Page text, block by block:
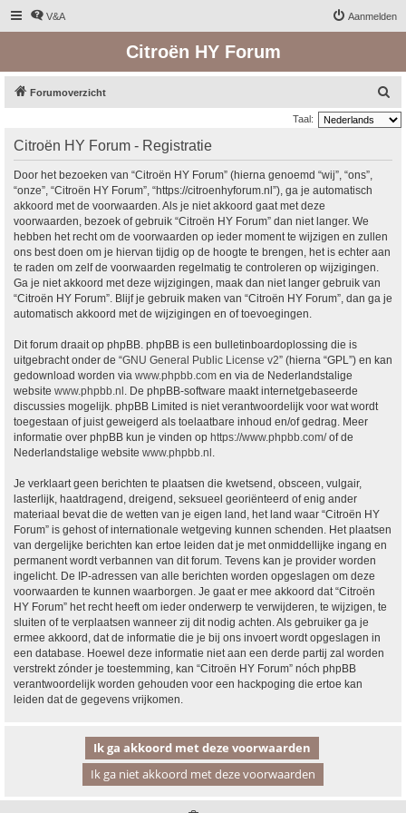
V&A Aanmelden
Citroën HY Forum
Forumoverzicht
o
Taal:
Citroën HY Forum - Registratie
Door het bezoeken van “Citroën HY Forum” (hierna genoemd “wij”, “ons”,
“onze”, “Citroën HY Forum”, “https://citroenhyforum.nl”), ga je automatisch
akkoord met de voorwaarden. Als je niet akkoord gaat met deze
voorwaarden, bezoek of gebruik “Citroën HY Forum” dan niet langer. We
hebben het recht om de voorwaarden op ieder moment te wijzigen en zullen
ons best doen om je hiervan tijdig op de hoogte te brengen, het is echter aan
te raden om zelf de voorwaarden regelmatig te controleren op wijzigingen.
Ga je niet akkoord met deze wijzigingen, maak dan niet langer gebruik van
“Citroën HY Forum”. Blijf je gebruik maken van “Citroën HY Forum”, dan ga je
automatisch akkoord met de wijzigingen en of toevoegingen.
Dit forum draait op phpBB. phpBB is een bulletinboardoplossing die is
uitgebracht onder de “GNU General Public License v2” (hierna “GPL”) en kan
gedownload worden via www.phpbb.com en via de Nederlandstalige
website www.phpbb.nl . De phpBB-software maakt internetgebaseerde
discussies mogelijk. phpBB Limited is niet verantwoordelijk voor wat wordt
toegestaan of juist geweigerd als toelaatbare inhoud en/of gedrag. Meer
informatie over phpBB kun je vinden op https://www.phpbb.com/of de
Nederlandstalige website www.phpbb.nl .
Je verklaart geen berichten te plaatsen die kwetsend, obsceen, vulgair,
lasterlijk, haatdragend, dreigend, seksueel georiënteerd of enig ander
materiaal bevat die de wetten van je eigen land, het land waar “Citroën HY
Forum” is gehost of internationale wetgeving kunnen schenden. Het plaatsen
van dergelijke berichten kan ertoe leiden dat je met onmiddellijke ingang en
permanent wordt verbannen van dit forum. Tevens kan je provider worden
ingelicht. De IP-adressen van alle berichten worden opgeslagen om deze
voorwaarden te kunnen waarborgen. Je gaat er mee akkoord dat “Citroën
HY Forum” het recht heeft om ieder onderwerp te verwijderen, te wijzigen, te
sluiten of te verplaatsen wanneer zij dit nodig achten. Als gebruiker ga je
ermee akkoord, dat de informatie die je bij ons invoert wordt opgeslagen in
een database. Hoewel deze informatie niet aan een derde partij zal worden
verstrekt zónder je toestemming, kan “Citroën HY Forum” nóch phpBB
verantwoordelijk worden gehouden voor een hackpoging die ertoe kan
leiden dat de gegevens vrijkomen.